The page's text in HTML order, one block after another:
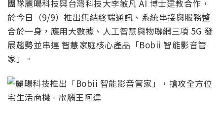
團隊麗暘科技與台灣科技大李敏凡 AI 博士建教合作，
於今日（9/9）推出集結終端通訊、系統串接與服務整
合於一身，應用大數據、人工智慧與物聯網三項 5G 發
展趨勢並串連 智慧家庭核心產品「Bobii 智能影音管
家」。